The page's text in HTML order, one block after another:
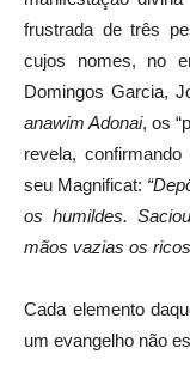
frustrada de três
cujos nomes, no
Domingos Garcia,
anawim Adonai, os
revela,
seu Magnificat:
os humildes.
mãos vazias os
Cada elemento
um evangelho não